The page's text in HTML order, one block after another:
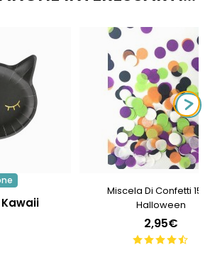
Miscela Di Confetti
Halloween
2,95€